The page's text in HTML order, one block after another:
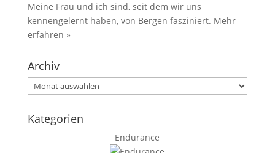
Meine Frau und ich sind, seit dem wir uns
kennengelernt haben, von Bergen fasziniert. Mehr
erfahren »
Archiv
Archiv
Kategorien
Endurance